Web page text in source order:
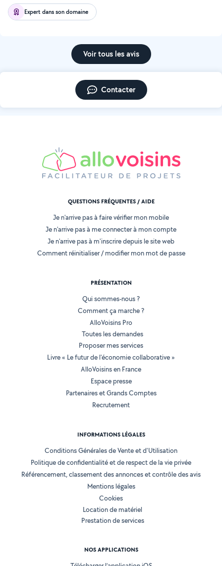
Expert dans son domaine
Voir tous les avis
Contacter
QUESTIONS FRÉQUENTES / AIDE
Je n'arrive pas à faire vérifier mon mobile
Je n'arrive pas à me connecter à mon compte
Je n'arrive pas à m'inscrire depuis le site web
Comment réinitialiser / modifier mon mot de passe
PRÉSENTATION
Qui sommes-nous ?
Comment ça marche ?
AlloVoisins Pro
Toutes les demandes
Proposer mes services
Livre « Le futur de l'économie collaborative »
AlloVoisins en France
Espace presse
Partenaires et Grands Comptes
Recrutement
INFORMATIONS LÉGALES
Conditions Générales de Vente et d'Utilisation
Politique de confidentialité et de respect de la vie privée
Référencement, classement des annonces et contrôle des avis
Mentions légales
Cookies
Location de matériel
Prestation de services
NOS APPLICATIONS